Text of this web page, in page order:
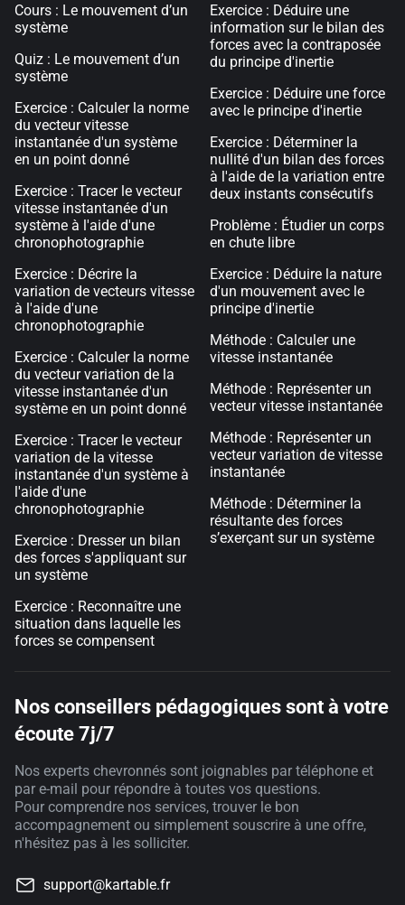
Cours : Le mouvement d’un
système
Quiz : Le mouvement d’un
système
Exercice : Calculer la norme
du vecteur vitesse
instantanée d'un système
en un point donné
Exercice : Tracer le vecteur
vitesse instantanée d'un
système à l'aide d'une
chronophotographie
Exercice : Décrire la
variation de vecteurs vitesse
à l'aide d'une
chronophotographie
Exercice : Calculer la norme
du vecteur variation de la
vitesse instantanée d'un
système en un point donné
Exercice : Tracer le vecteur
variation de la vitesse
instantanée d'un système à
l'aide d'une
chronophotographie
Exercice : Dresser un bilan
des forces s'appliquant sur
un système
Exercice : Reconnaître une
situation dans laquelle les
forces se compensent
Exercice : Déduire une
information sur le bilan des
forces avec la contraposée
du principe d'inertie
Exercice : Déduire une force
avec le principe d'inertie
Exercice : Déterminer la
nullité d'un bilan des forces
à l'aide de la variation entre
deux instants consécutifs
Problème : Étudier un corps
en chute libre
Exercice : Déduire la nature
d'un mouvement avec le
principe d'inertie
Méthode : Calculer une
vitesse instantanée
Méthode : Représenter un
vecteur vitesse instantanée
Méthode : Représenter un
vecteur variation de vitesse
instantanée
Méthode : Déterminer la
résultante des forces
s’exerçant sur un système
Nos conseillers pédagogiques sont à votre
écoute 7j/7
Nos experts chevronnés sont joignables par téléphone et
par e-mail pour répondre à toutes vos questions.
Pour comprendre nos services, trouver le bon
accompagnement ou simplement souscrire à une offre,
n'hésitez pas à les solliciter.
support@kartable.fr